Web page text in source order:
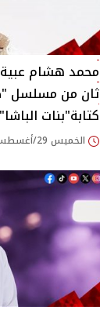
محمد هشام
ثان من مسلسل
كتابة"بنات الباشا"‎
الخميس 29/أغسطس/2024 - 01:31 م